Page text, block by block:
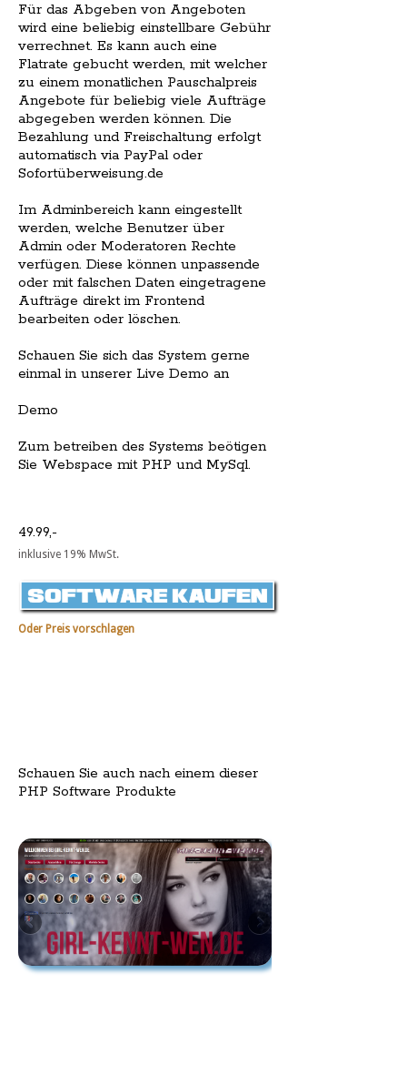
Für das Abgeben von Angeboten
wird eine beliebig einstellbare Gebühr
verrechnet. Es kann auch eine
Flatrate gebucht werden, mit welcher
zu einem monatlichen Pauschalpreis
Angebote für beliebig viele Aufträge
abgegeben werden können. Die
Bezahlung und Freischaltung erfolgt
automatisch via PayPal oder
Sofortüberweisung.de
Im Adminbereich kann eingestellt
werden, welche Benutzer über
Admin oder Moderatoren Rechte
verfügen. Diese können unpassende
oder mit falschen Daten eingetragene
Aufträge direkt im Frontend
bearbeiten oder löschen.
Schauen Sie sich das System gerne
einmal in unserer Live Demo an
Demo
Zum betreiben des Systems beötigen
Sie Webspace mit PHP und MySql.
49.99,-
inklusive 19% MwSt.
Oder Preis vorschlagen
Schauen Sie auch nach einem dieser
PHP Software Produkte